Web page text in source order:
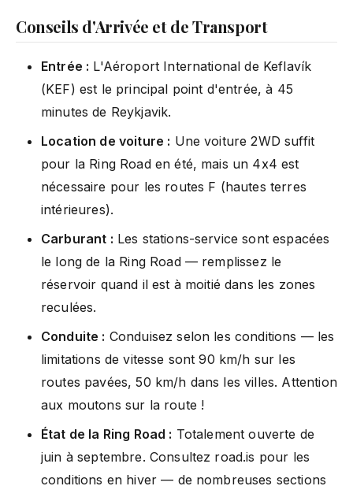
Conseils d'Arrivée et de Transport
Entrée : L'Aéroport International de Keflavík
(KEF) est le principal point d'entrée, à 45
minutes de Reykjavik.
Location de voiture : Une voiture 2WD suffit
pour la Ring Road en été, mais un 4x4 est
nécessaire pour les routes F (hautes terres
intérieures).
Carburant : Les stations-service sont espacées
le long de la Ring Road — remplissez le
réservoir quand il est à moitié dans les zones
reculées.
Conduite : Conduisez selon les conditions — les
limitations de vitesse sont 90 km/h sur les
routes pavées, 50 km/h dans les villes. Attention
aux moutons sur la route !
État de la Ring Road : Totalement ouverte de
juin à septembre. Consultez road.is pour les
conditions en hiver — de nombreuses sections